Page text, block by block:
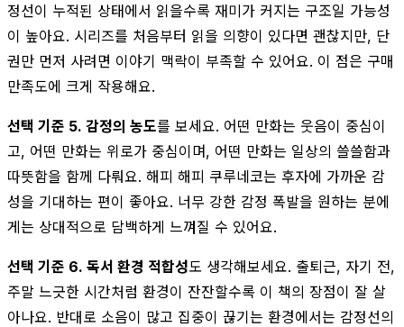
정선이 누적된 상태에서 읽을수록 재미가 커지는 구조일 가능성
이 높아요. 시리즈를 처음부터 읽을 의향이 있다면 괜찮지만, 단
권만 먼저 사려면 이야기 맥락이 부족할 수 있어요. 이 점은 구매
만족도에 크게 작용해요.
선택 기준 5. 감정의 농도를 보세요. 어떤 만화는 웃음이 중심이
고, 어떤 만화는 위로가 중심이며, 어떤 만화는 일상의 쓸쓸함과
따뜻함을 함께 다뤄요. 해피 해피 쿠루네코는 후자에 가까운 감
성을 기대하는 편이 좋아요. 너무 강한 감정 폭발을 원하는 분에
게는 상대적으로 담백하게 느껴질 수 있어요.
선택 기준 6. 독서 환경 적합성도 생각해보세요. 출퇴근, 자기 전,
주말 느긋한 시간처럼 환경이 잔잔할수록 이 책의 장점이 잘 살
아나요. 반대로 소음이 많고 집중이 끊기는 환경에서는 감정선의